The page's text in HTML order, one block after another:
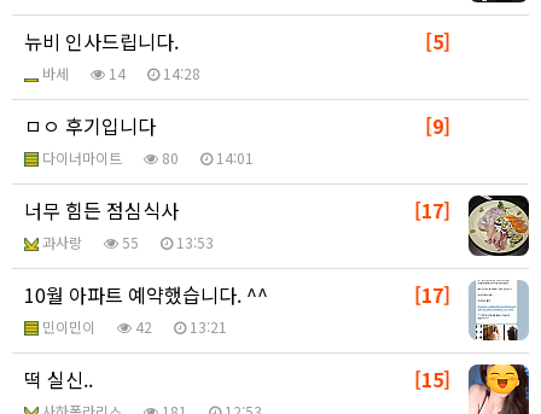
[5]
뉴비 인사드립니다.
바세 14 14:28
[9]
ㅁㅇ 후기입니다
다이너마이트 80 14:01
[17]
너무 힘든 점심식사
과사랑 55 13:53
[17]
10월 아파트 예약했습니다. ^^
민이민이 42 13:21
[15]
떡 실신..